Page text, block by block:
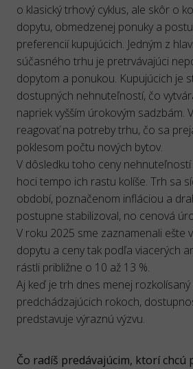
o klasický trhový cyklus, ale skôr o
dopytu, obmedzenej ponuky a
preferencií kupujúcich. Jedným z
súčasného trhu je pretrvávajúci
dopytom a ponukou. Kupujúcich je
dostupných nehnuteľností, čo
napriek vyšším úrokovým sadzbám.
reagovať na potreby trhu, čo sa
poklesom počtu nových bytov.
V dôsledku toho ceny
hoci tempo ich rastu kolíše. Trh sa
období, poznačenom infláciou a
postupne stabilizoval, no cenová
V roku 2025 sme zaznamenali ešte
dopytu a ceny tak podľa viacerých
rástli približne o 10 až 13 %.
Aj keď je trh dnes menej rozkolísaný
predchádzajúcich rokoch,
predstavuje výraznú výzvu.
Čo radíš predávajúcim, ktorí chcú